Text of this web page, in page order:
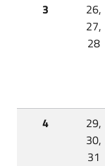
3
26,
27,
28
4
29,
30,
31